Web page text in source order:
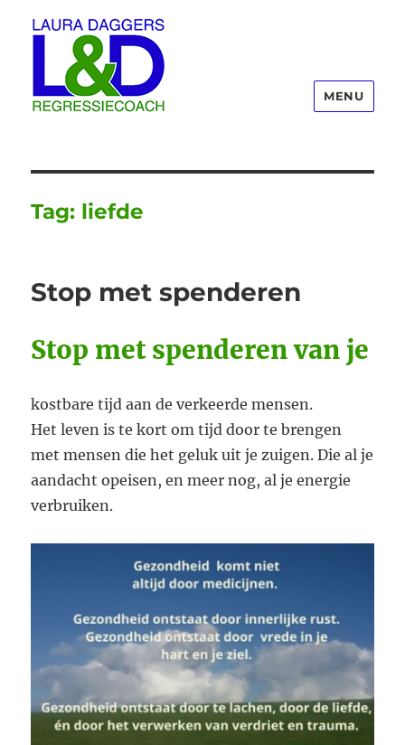
MENU
Tag: liefde
Stop met spenderen
Stop met spenderen van je
kostbare tijd aan de verkeerde mensen.
Het leven is te kort om tijd door te brengen
met mensen die het geluk uit je zuigen. Die al je
aandacht opeisen, en meer nog, al je energie
verbruiken.